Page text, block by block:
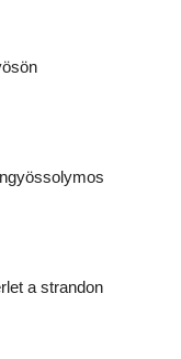
a strandon